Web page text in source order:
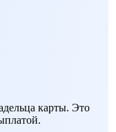
карты. Это